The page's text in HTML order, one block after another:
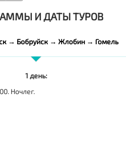
И ДАТЫ ТУРОВ
→ Бобруйск → Жлобин → Гомель
1 день:
Ночлег.